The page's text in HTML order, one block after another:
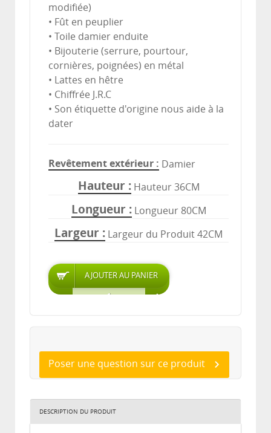
modifiée)
• Fût en peuplier
• Toile damier enduite
• Bijouterie (serrure, pourtour,
cornières, poignées) en métal
• Lattes en hêtre
• Chiffrée J.R.C
• Son étiquette d'origine nous aide à la
dater
Revêtement extérieur Damier
Hauteur Hauteur 36CM
Longueur Longueur 80CM
Largeur Largeur du Produit 42CM
Poser une question sur ce produit
DESCRIPTION DU PRODUIT